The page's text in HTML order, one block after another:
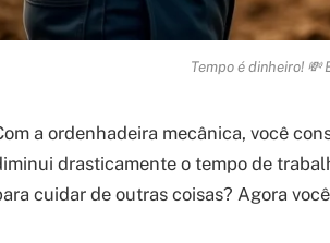
Tempo é dinheiro! 💸
a ordenhadeira mecânica, você
drasticamente o tempo de
cuidar de outras coisas? Agora